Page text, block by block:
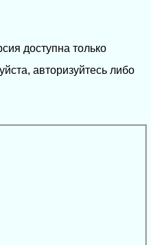
доступна только
авторизуйтесь либо